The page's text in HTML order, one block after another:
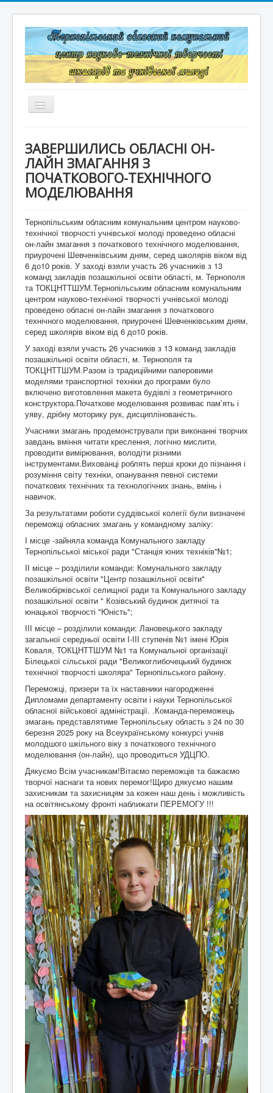
Перемикач
навігації
Структура
Документація
Корисні лінки
Дистанційне навчання
Контакти
ЗАВЕРШИЛИСЬ ОБЛАСНІ ОН-
ЛАЙН ЗМАГАННЯ З
ПОЧАТКОВОГО-ТЕХНІЧНОГО
МОДЕЛЮВАННЯ
Тернопільським обласним комунальним центром науково-
технічної творчості учнівської молоді проведено обласні
он-лайн змагання з початкового технічного моделювання,
приурочені Шевченківським дням, серед школярів віком від
6 до10 років. У заході взяли участь 26 учасників з 13
команд закладів позашкільної освіти області, м. Тернополя
та ТОКЦНТТШУМ.Тернопільським обласним комунальним
центром науково-технічної творчості учнівської молоді
проведено обласні он-лайн змагання з початкового
технічного моделювання, приурочені Шевченківським дням,
серед школярів віком від 6 до10 років.
У заході взяли участь 26 учасників з 13 команд закладів
позашкільної освіти області, м. Тернополя та
ТОКЦНТТШУМ.Разом із традиційними паперовими
моделями транспортної техніки до програми було
включено виготовлення макета будівлі з геометричного
конструктора.Початкове моделювання розвиває пам’ять і
уяву, дрібну моторику рук, дисциплінованість.
Учасники змагань продемонстрували при виконанні творчих
завдань вміння читати креслення, логічно мислити,
проводити вимірювання, володіти різними
інструментами.Вихованці роблять перші кроки до пізнання і
розуміння світу техніки, опанування певної системи
початкових технічних та технологічних знань, вмінь і
навичок.
За результатами роботи суддівської колегії були визначені
переможці обласних змагань у командному заліку:
І місце -зайняла команда Комунального закладу
Тернопільської міської ради "Станція юних техніків"№1;
ІІ місце – розділили команди: Комунального закладу
позашкільної освіти "Центр позашкільної освіти"
Великобірківської селищної ради та Комунального закладу
позашкільної освіти " Козівський будинок дитячої та
юнацької творчості "Юність";
ІІІ місце – розділили команди: Лановецького закладу
загальної середньої освіти І-ІІІ ступенів №1 імені Юрія
Коваля, ТОКЦНТТШУМ №1 та Комунальної організації
Білецької сільської ради "Великоглибочецький будинок
технічної творчості школяра" Тернопільського району.
Переможці, призери та їх наставники нагородженні
Дипломами департаменту освіти і науки Тернопільської
обласної військової адміністрації. .Команда-переможець
змагань представлятиме Тернопільську область з 24 по 30
березня 2025 року на Всеукраїнському конкурсі учнів
молодшого шкільного віку з початкового технічного
моделювання (он-лайн), що проводиться УДЦПО.
Дякуємо Всім учасникам!Вітаємо переможців та бажаємо
творчої наснаги та нових перемог!Щиро дякуємо нашим
захисникам та захисницям за кожен наш день і можливість
на освітянському фронті наближати ПЕРЕМОГУ !!!